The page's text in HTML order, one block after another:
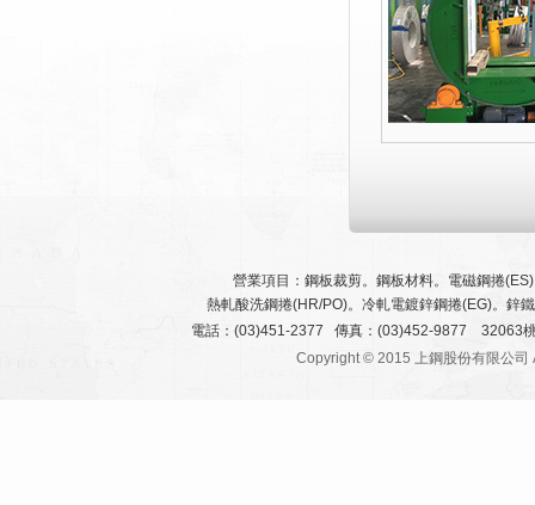
營業項目：鋼板裁剪。鋼板材料。電磁鋼捲
熱軋酸洗鋼捲(HR/PO)。冷軋電鍍鋅鋼捲(EG)。鋅
電話：(03)451-2377 傳真： (03)452-9877 32063
Copyright © 2015 上鋼股份有限公司